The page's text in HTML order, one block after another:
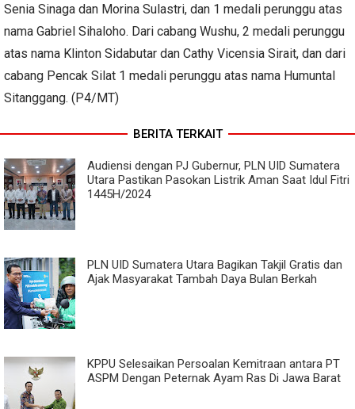
Senia Sinaga dan Morina Sulastri, dan 1 medali perunggu atas
nama Gabriel Sihaloho. Dari cabang Wushu, 2 medali perunggu
atas nama Klinton Sidabutar dan Cathy Vicensia Sirait, dan dari
cabang Pencak Silat 1 medali perunggu atas nama Humuntal
Sitanggang. (P4/MT)
BERITA TERKAIT
Audiensi dengan PJ Gubernur, PLN UID Sumatera
Utara Pastikan Pasokan Listrik Aman Saat Idul Fitri
1445H/2024
PLN UID Sumatera Utara Bagikan Takjil Gratis dan
Ajak Masyarakat Tambah Daya Bulan Berkah
KPPU Selesaikan Persoalan Kemitraan antara PT
ASPM Dengan Peternak Ayam Ras Di Jawa Barat